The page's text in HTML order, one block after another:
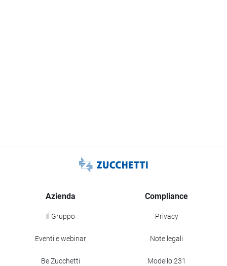
Azienda
Il Gruppo
Eventi e webinar
Be Zucchetti
Compliance
Privacy
Note legali
Modello 231